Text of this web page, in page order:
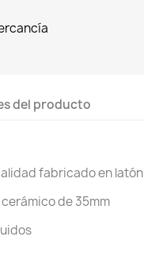
del producto
fabricado en latón
de 35mm